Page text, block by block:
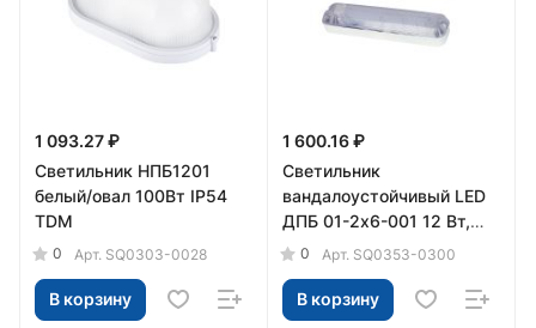
1 093.27 ₽
Светильник НПБ1201
белый/овал 100Вт IP54
TDM
0 Арт. SQ0303-0028
В корзину
1 600.16 ₽
Светильник
вандалоустойчивый LED
ДПБ 01-2х6-001 12 Вт,
1000 лм, 4000 К, IP40
0 Арт. SQ0353-0300
В корзину